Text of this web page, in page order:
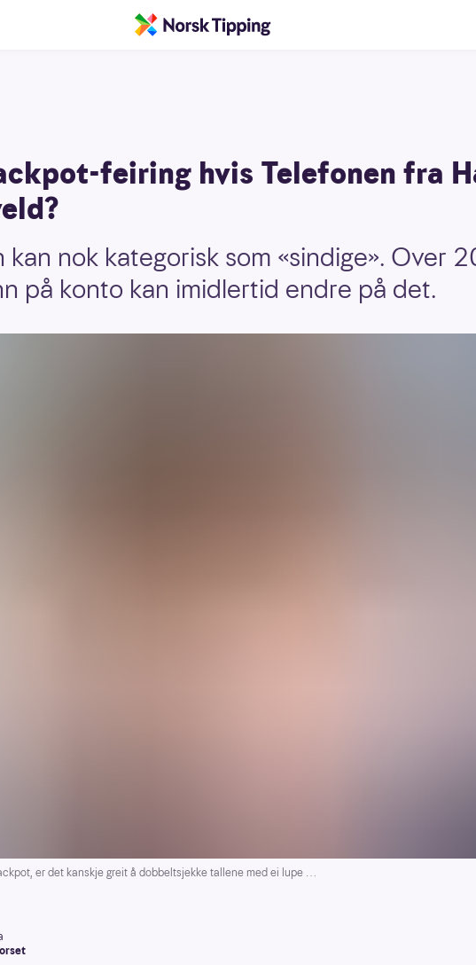
feiring hvis Telefonen fra
nok kategorisk som «sindige». Over
på konto kan imidlertid endre på det.
er det kanskje greit å dobbeltsjekke tallene med ei lupe …